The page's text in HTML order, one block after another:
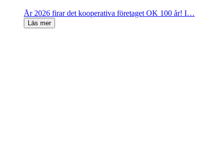
År 2026 firar det kooperativa företaget OK 100 år! I…
Läs mer